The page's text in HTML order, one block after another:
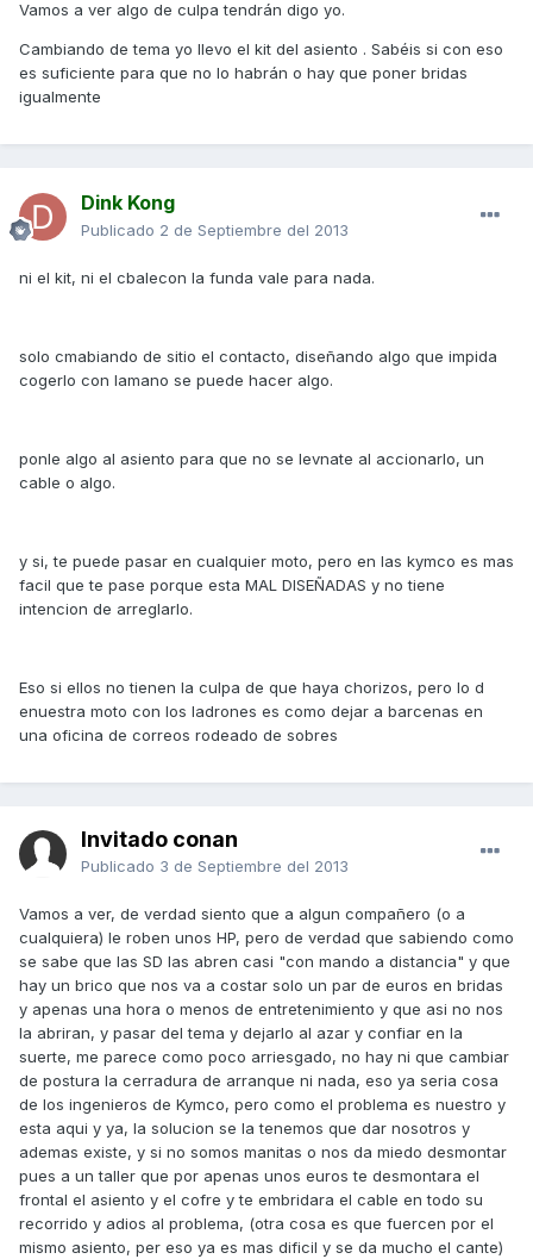
Vamos a ver algo de culpa tendrán digo yo.
Cambiando de tema yo llevo el kit del asiento . Sabéis si con eso
es suficiente para que no lo habrán o hay que poner bridas
igualmente
Dink Kong
Publicado 2 de Septiembre del 2013
ni el kit, ni el cbalecon la funda vale para nada.
solo cmabiando de sitio el contacto, diseñando algo que impida
cogerlo con lamano se puede hacer algo.
ponle algo al asiento para que no se levnate al accionarlo, un
cable o algo.
y si, te puede pasar en cualquier moto, pero en las kymco es mas
facil que te pase porque esta MAL DISEÑADAS y no tiene
intencion de arreglarlo.
Eso si ellos no tienen la culpa de que haya chorizos, pero lo d
enuestra moto con los ladrones es como dejar a barcenas en
una oficina de correos rodeado de sobres
Invitado conan
Publicado 3 de Septiembre del 2013
Vamos a ver, de verdad siento que a algun compañero (o a
cualquiera) le roben unos HP, pero de verdad que sabiendo como
se sabe que las SD las abren casi "con mando a distancia" y que
hay un brico que nos va a costar solo un par de euros en bridas
y apenas una hora o menos de entretenimiento y que asi no nos
la abriran, y pasar del tema y dejarlo al azar y confiar en la
suerte, me parece como poco arriesgado, no hay ni que cambiar
de postura la cerradura de arranque ni nada, eso ya seria cosa
de los ingenieros de Kymco, pero como el problema es nuestro y
esta aqui y ya, la solucion se la tenemos que dar nosotros y
ademas existe, y si no somos manitas o nos da miedo desmontar
pues a un taller que por apenas unos euros te desmontara el
frontal el asiento y el cofre y te embridara el cable en todo su
recorrido y adios al problema, (otra cosa es que fuercen por el
mismo asiento, per eso ya es mas dificil y se da mucho el cante)